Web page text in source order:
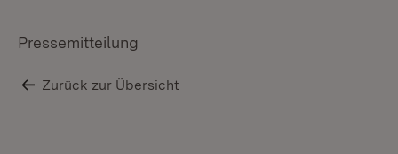
Pressemitteilung
Zurück zur Übersicht